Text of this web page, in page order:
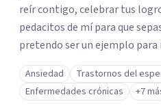
reír contigo, celebrar tus
pedacitos de mí para que
pretendo ser un ejemplo para
también sufre, llora, ríe y
tu tranquilidad siempre
económico. A lo largo de mi camino he cuestionado
Ansiedad
Trastornos del
Enfermedades crónicas
+7